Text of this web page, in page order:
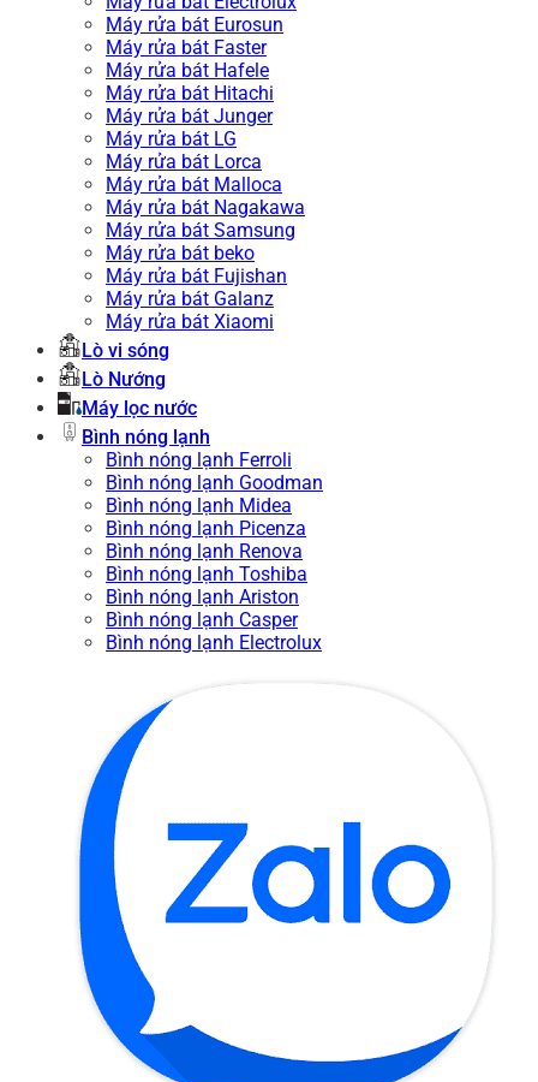
Máy rửa bát Eurosun
Máy rửa bát Faster
Máy rửa bát Hafele
Máy rửa bát Hitachi
Máy rửa bát Junger
Máy rửa bát LG
Máy rửa bát Lorca
Máy rửa bát Malloca
Máy rửa bát Nagakawa
Máy rửa bát Samsung
Máy rửa bát beko
Máy rửa bát Fujishan
Máy rửa bát Galanz
Máy rửa bát Xiaomi
Lò vi sóng
Lò Nướng
Máy lọc nước
Bình nóng lạnh
Bình nóng lạnh Ferroli
Bình nóng lạnh Goodman
Bình nóng lạnh Midea
Bình nóng lạnh Picenza
Bình nóng lạnh Renova
Bình nóng lạnh Toshiba
Bình nóng lạnh Ariston
Bình nóng lạnh Casper
Bình nóng lạnh Electrolux